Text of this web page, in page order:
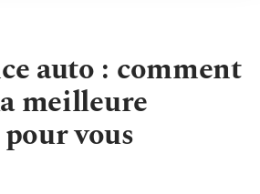
auto : comment
meilleure
vous